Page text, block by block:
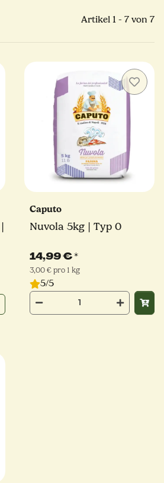
Artikel 1 - 7 von 7
Caputo
Nuvola 5kg | Typ 0
14,99 €*
3,00 € pro 1 kg
5/5